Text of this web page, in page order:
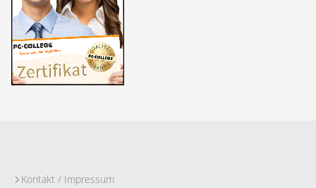
Kontakt / Impressum